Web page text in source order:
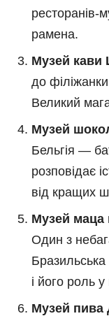
ресторанів-
рамена.
Музей кави
до
Великий
Музей
Бельгія —
розповідає
від кращих
Музей маца
Один з
і його роль у
Музей пива